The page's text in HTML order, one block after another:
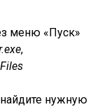
меню «Пуск»
,
нужную